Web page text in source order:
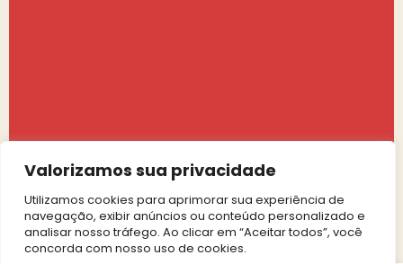
Valorizamos sua privacidade
Utilizamos cookies para aprimorar sua experiência de
navegação, exibir anúncios ou conteúdo personalizado e
analisar nosso tráfego. Ao clicar em “Aceitar todos”, você
concorda com nosso uso de cookies.